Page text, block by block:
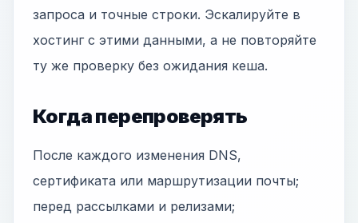
запроса и точные строки. Эскалируйте в
хостинг с этими данными, а не повторяйте
ту же проверку без ожидания кеша.
Когда перепроверять
После каждого изменения DNS,
сертификата или маршрутизации почты;
перед рассылками и релизами;